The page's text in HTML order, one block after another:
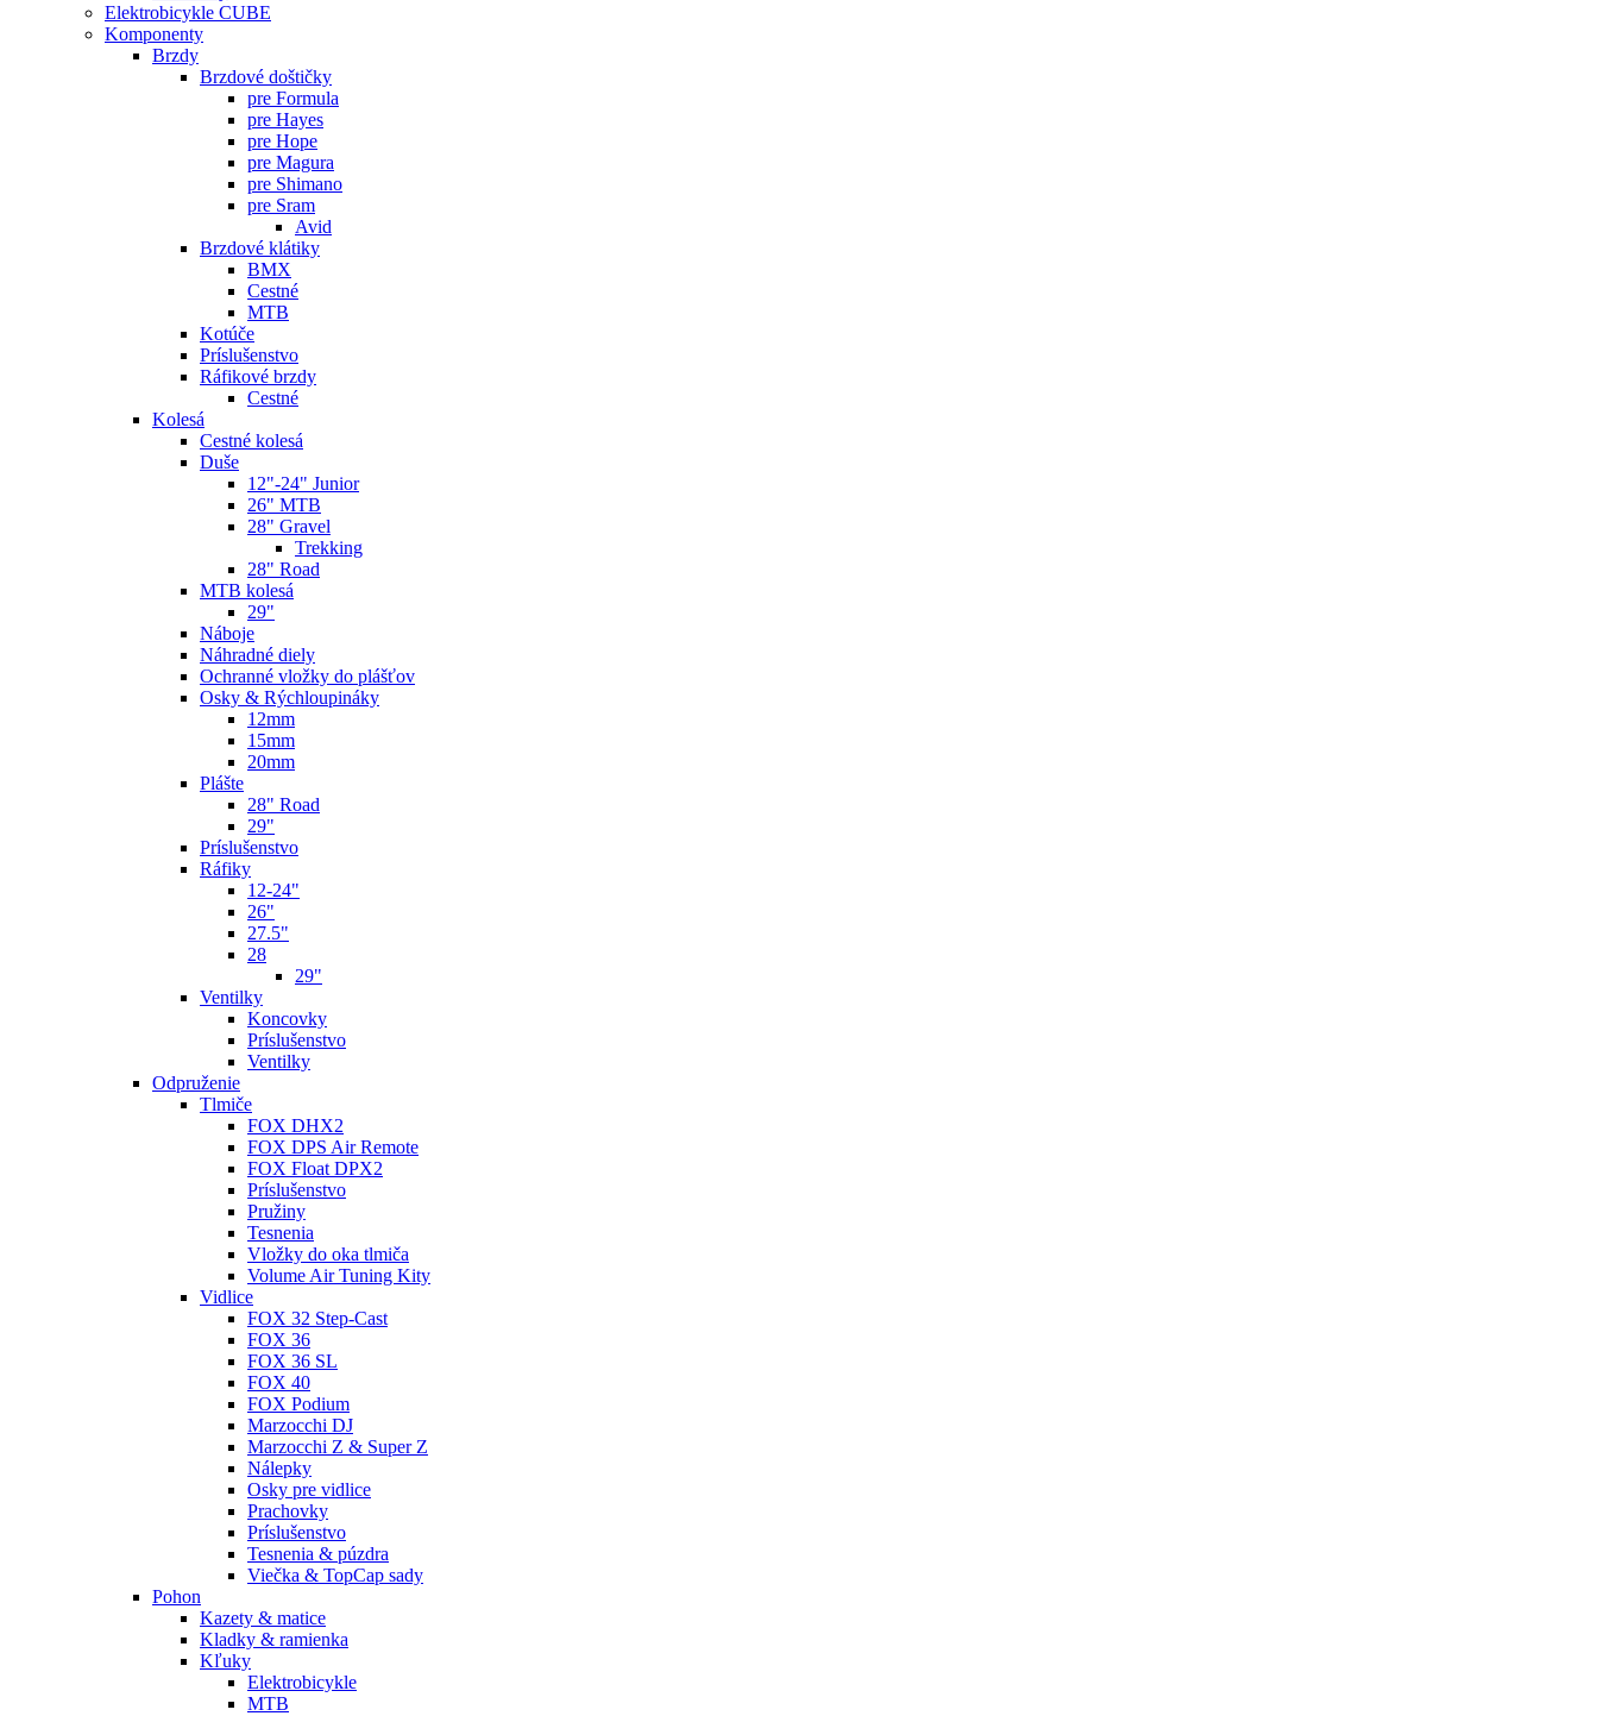
Elektrobicykle CUBE
Komponenty
Brzdy
Brzdové doštičky
pre Formula
pre Hayes
pre Hope
pre Magura
pre Shimano
pre Sram
Avid
Brzdové klátiky
BMX
Cestné
MTB
Kotúče
Príslušenstvo
Ráfikové brzdy
Cestné
Kolesá
Cestné kolesá
Duše
12"-24" Junior
26" MTB
28" Gravel
Trekking
28" Road
MTB kolesá
29"
Náboje
Náhradné diely
Ochranné vložky do plášťov
Osky & Rýchloupináky
12mm
15mm
20mm
Plášte
28" Road
29"
Príslušenstvo
Ráfiky
12-24"
26"
27.5"
28
29"
Ventilky
Koncovky
Príslušenstvo
Ventilky
Odpruženie
Tlmiče
FOX DHX2
FOX DPS Air Remote
FOX Float DPX2
Príslušenstvo
Pružiny
Tesnenia
Vložky do oka tlmiča
Volume Air Tuning Kity
Vidlice
FOX 32 Step-Cast
FOX 36
FOX 36 SL
FOX 40
FOX Podium
Marzocchi DJ
Marzocchi Z & Super Z
Nálepky
Osky pre vidlice
Prachovky
Príslušenstvo
Tesnenia & púzdra
Viečka & TopCap sady
Pohon
Kazety & matice
Kladky & ramienka
Kľuky
Elektrobicykle
MTB